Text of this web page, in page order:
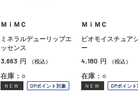
ＭｉＭＣ
ミネラルデューリップエ
ッセンス
3,663 円 （税込）
在庫：○
NEW OPポイント対象
ＭｉＭＣ
ビオモイスチュア
ー
4,180 円 （税込）
在庫：○
NEW OPポイン